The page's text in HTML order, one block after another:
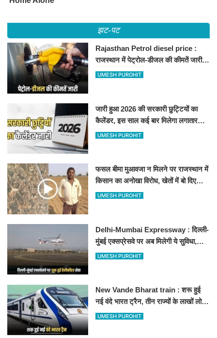
झट-पट
Rajasthan Petrol diesel price :
राजस्थान में पेट्रोल-डीजल की कीमतें जारी,
जानिए बीकानेर समेत पुरे प्रदेश में नए रेट
UMESH PUROHIT
जारी हुआ 2026 की सरकारी छुट्टियों का
कैलेंडर, इस साल कई बार मिलेगा लगातार
अवकाश, देखें
UMESH PUROHIT
फसल बीमा मुआवजा न मिलने पर राजस्थान में
किसान का अनोखा विरोध, खेतों में बो दिए
500-500 रुपए के नोट, वीडियो वायरल
UMESH PUROHIT
Delhi-Mumbai Expressway : दिल्ली-
मुंबई एक्सप्रेसवे पर अब मिलेगी ये सुविधा,
हेलीकॉप्टर सर्विस से तुरंत घायल पहुंचेगा
UMESH PUROHIT
New Vande Bharat train : शरू हुई
नई वंदे भारत ट्रैन, तीन राज्यों के लाखों लोगों
का सफर होगा आसान, देखें पूरा रूटमैप
UMESH PUROHIT